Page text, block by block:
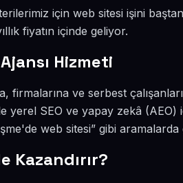
için web sitesi işini
fiyatın içinde geliyor.
Hizmeti
firmalarına ve serbest
yerel SEO ve yapay zekâ
web sitesi” gibi
Kazandırır?